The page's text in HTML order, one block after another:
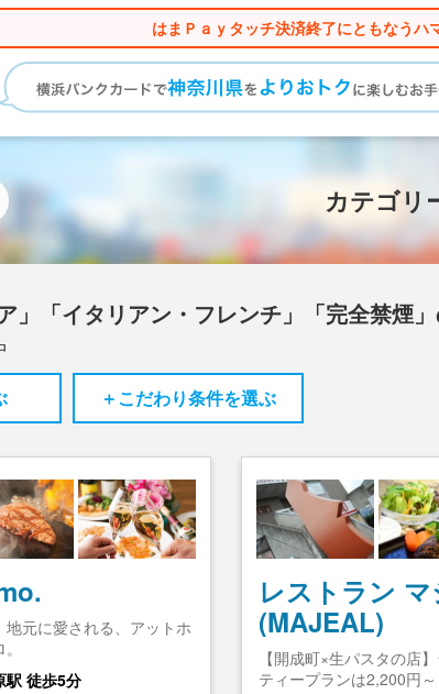
はまＰａｙタッチ決済終了にともなう
カテゴリ
」「イタリアン・フレンチ」「完全禁煙
＋こだわり条件を選ぶ
元に愛される、アットホ
駅 徒歩5分
レストラン
(MAJEAL)
【開成町×生パスタの店
ティープランは2,200円